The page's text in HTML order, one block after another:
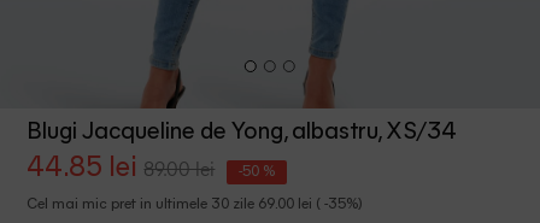
Blugi Jacqueline de Yong, albastru, XS/34
44.85 lei 89.00 lei -50 %
Cel mai mic pret in ultimele 30 zile 69.00 lei ( -35%)